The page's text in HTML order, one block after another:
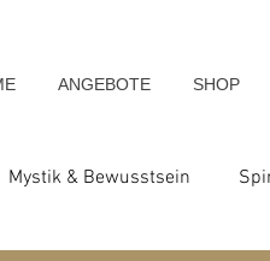
ANGEBOTE SHOP
Mystik & Bewusstsein